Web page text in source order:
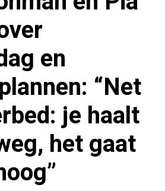
en
“Net
je haalt
het gaat